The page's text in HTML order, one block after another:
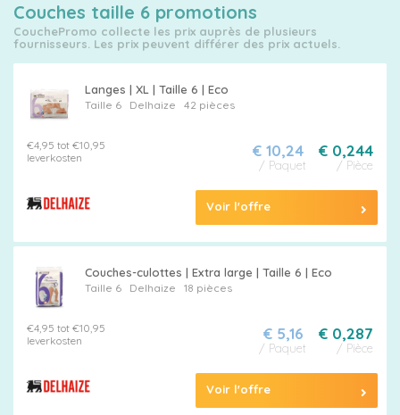
Couches taille 6 promotions
CouchePromo collecte les prix auprès de plusieurs
fournisseurs. Les prix peuvent différer des prix actuels.
Langes | XL | Taille 6 | Eco
Taille 6 Delhaize 42 pièces
€4,95 tot €10,95
leverkosten
€ 0,244
/ Pièce
€ 10,24
/ Paquet
Voir l'offre
Couches-culottes | Extra large | Taille 6 | Eco
Taille 6 Delhaize 18 pièces
€4,95 tot €10,95
leverkosten
€ 0,287
/ Pièce
€ 5,16
/ Paquet
Voir l'offre